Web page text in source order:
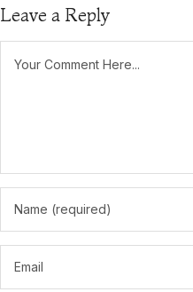
Leave a Reply